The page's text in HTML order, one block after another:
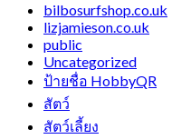
bilbosurfshop.co.uk
lizjamieson.co.uk
public
Uncategorized
ป้ายชื่อ HobbyQR
สัตว์
สัตว์เลี้ยง